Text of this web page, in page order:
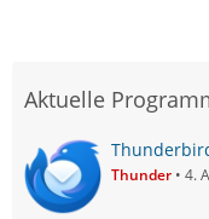
Aktuelle
Thunder 4.